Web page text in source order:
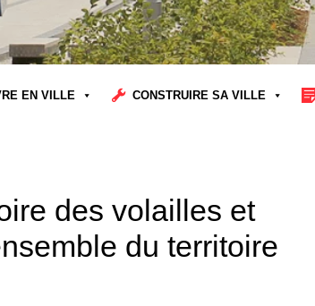
EN VILLE CONSTRUIRE SA VILLE
des volailles et
du territoire